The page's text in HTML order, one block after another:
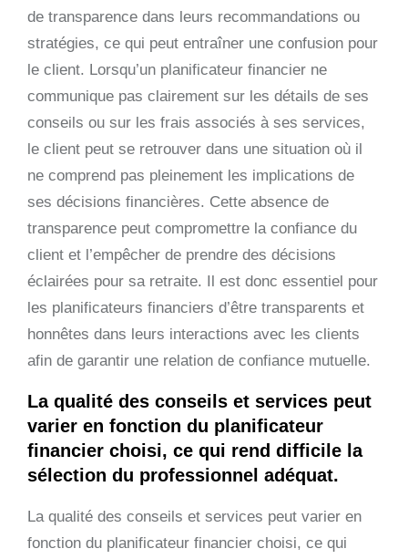
de transparence dans leurs recommandations ou
stratégies, ce qui peut entraîner une confusion pour
le client. Lorsqu’un planificateur financier ne
communique pas clairement sur les détails de ses
conseils ou sur les frais associés à ses services,
le client peut se retrouver dans une situation où il
ne comprend pas pleinement les implications de
ses décisions financières. Cette absence de
transparence peut compromettre la confiance du
client et l’empêcher de prendre des décisions
éclairées pour sa retraite. Il est donc essentiel pour
les planificateurs financiers d’être transparents et
honnêtes dans leurs interactions avec les clients
afin de garantir une relation de confiance mutuelle.
La qualité des conseils et services peut
varier en fonction du planificateur
financier choisi, ce qui rend difficile la
sélection du professionnel adéquat.
La qualité des conseils et services peut varier en
fonction du planificateur financier choisi, ce qui